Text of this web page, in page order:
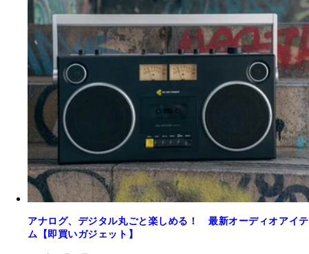
アナログ、デジタル丸ごと楽しめる！ 最新オーディオアイテ
ム【即買いガジェット】